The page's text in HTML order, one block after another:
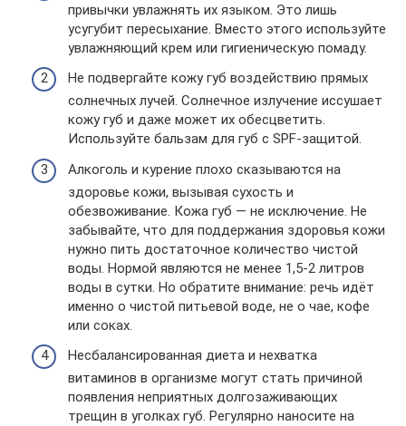
привычки увлажнять их языком. Это лишь
усугубит пересыхание. Вместо этого используйте
увлажняющий крем или гигиеническую помаду.
Не подвергайте кожу губ воздействию прямых
солнечных лучей. Солнечное излучение иссушает
кожу губ и даже может их обесцветить.
Используйте бальзам для губ с SPF-защитой.
Алкоголь и курение плохо сказываются на
здоровье кожи, вызывая сухость и
обезвоживание. Кожа губ — не исключение. Не
забывайте, что для поддержания здоровья кожи
нужно пить достаточное количество чистой
воды. Нормой являются не менее 1,5-2 литров
воды в сутки. Но обратите внимание: речь идёт
именно о чистой питьевой воде, не о чае, кофе
или соках.
Несбалансированная диета и нехватка
витаминов в организме могут стать причиной
появления неприятных долгозаживающих
трещин в уголках губ. Регулярно наносите на